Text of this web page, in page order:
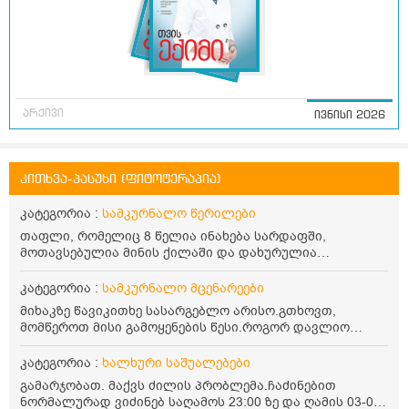
არქივი ივნისი 2026
კითხვა-პასუხი (ფიტოტერაპია)
კატეგორია : სამკურნალო წერილები
თაფლი, რომელიც 8 წელია ინახება სარდაფში,
მოთავსებულია მინის ქილაში და დახურულია
პლასტმასის სახურავით. ექნება თუ არა შენარჩუნებული
სასარგებლო თვისებები და შეიძლება თუ არა მისი
მირთმევა? გმადლობთ.
კატეგორია : სამკურნალო მცენარეები
მიხაკზე წავიკითხე სასარგებლო არისო.გთხოვთ,
მომწეროთ მისი გამოყენების წესი.როგორ დავლიო
მიხაკის ჩაი. ასევე მაინტერესებს ლეიკოციტები მაქვს
ოდნავ დაბალი და წავიკითხე ლეიკოციტების დონეს
მაღლა წევსო და ასეა?
კატეგორია : ხალხური საშუალებები
გამარჯობათ. მაქვს ძილის პრობლემა.ჩაძინებით
ნორმალურად ვიძინებ საღამოს 23:00 ზე და ღამის 03-00